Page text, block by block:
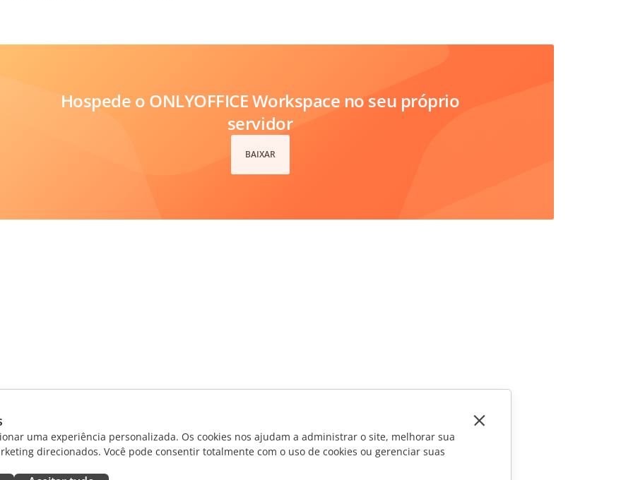
Hospede o ONLYOFFICE Workspace no seu próprio
servidor
BAIXAR
uma experiência personalizada. Os cookies nos ajudam a administrar o site, melhorar sua
direcionados. Você pode consentir totalmente com o uso de cookies ou gerenciar suas